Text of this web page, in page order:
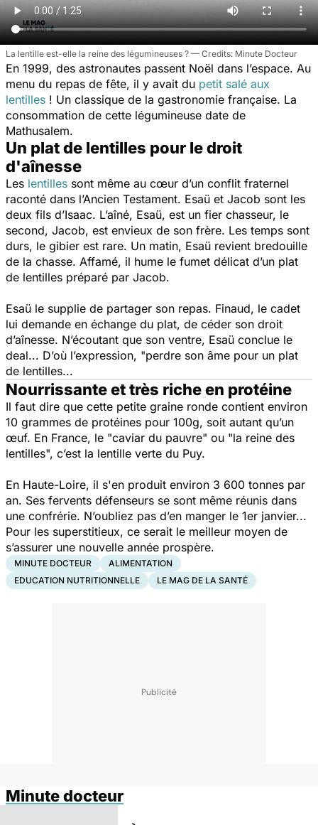
La lentille est-elle la reine des légumineuses ? Minute Docteur
En 1999, des astronautes passent Noël dans l’espace. Au
menu du repas de fête, il y avait du petit salé aux
lentilles ! Un classique de la gastronomie française. La
consommation de cette légumineuse date de
Mathusalem.
Un plat de lentilles pour le droit
d'aînesse
Les lentilles sont même au cœur d’un conflit fraternel
raconté dans l’Ancien Testament. Esaü et Jacob sont les
deux fils d’Isaac. L’aîné, Esaü, est un fier chasseur, le
second, Jacob, est envieux de son frère. Les temps sont
durs, le gibier est rare. Un matin, Esaü revient bredouille
de la chasse. Affamé, il hume le fumet délicat d’un plat
de lentilles préparé par Jacob.
Esaü le supplie de partager son repas. Finaud, le cadet
lui demande en échange du plat, de céder son droit
d’aînesse. N’écoutant que son ventre, Esaü conclue le
deal... D’où l’expression, "perdre son âme pour un plat
de lentilles...
Nourrissante et très riche en protéine
Il faut dire que cette petite graine ronde contient environ
10 grammes de protéines pour 100g, soit autant qu’un
œuf. En France, le "caviar du pauvre" ou "la reine des
lentilles", c’est la lentille verte du Puy.
En Haute-Loire, il s'en produit environ 3 600 tonnes par
an. Ses fervents défenseurs se sont même réunis dans
une confrérie. N’oubliez pas d’en manger le 1er janvier...
Pour les superstitieux, ce serait le meilleur moyen de
s’assurer une nouvelle année prospère.
MINUTE DOCTEUR
ALIMENTATION
EDUCATION NUTRITIONNELLE
LE MAG DE LA SANTÉ
Minute docteur